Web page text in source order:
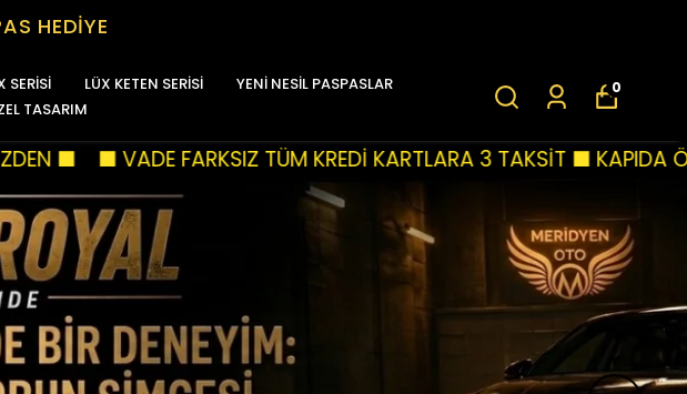
HEDİYE
SERİSİ LÜX KETEN SERİSİ
YENİ NESİL PASPASLAR
TASARIM
0
KREDİ KARTLARA 3 TAKSİT ■ KAPIDA ÖDEME SEÇENEĞİ ■ TÜM